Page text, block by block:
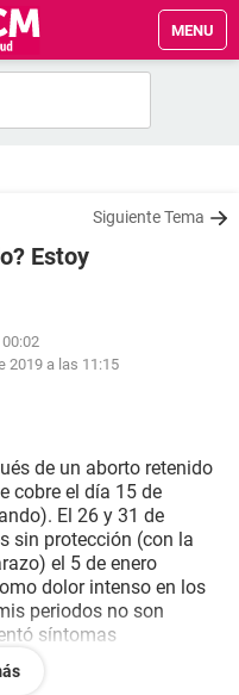
MENU
Siguiente Tema
Estoy
2019 a las 11:15
de un aborto retenido
cobre el día 15 de
El 26 y 31 de
sin protección (con la
el 5 de enero
dolor intenso en los
periodos no son
síntomas
días para que llegue),
y sentí quemé bajo